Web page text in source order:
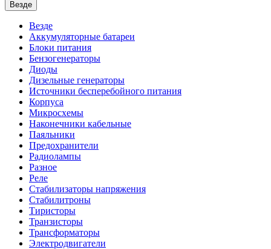
Везде
Везде
Аккумуляторные батареи
Блоки питания
Бензогенераторы
Диоды
Дизельные генераторы
Источники бесперебойного питания
Корпуса
Микросхемы
Наконечники кабельные
Паяльники
Предохранители
Радиолампы
Разное
Реле
Стабилизаторы напряжения
Стабилитроны
Тиристоры
Транзисторы
Трансформаторы
Электродвигатели